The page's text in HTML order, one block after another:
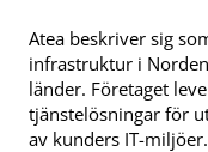
Atea beskriver sig
infrastruktur i
länder. Företaget
tjänstelösningar för
av kunders IT-miljöer.